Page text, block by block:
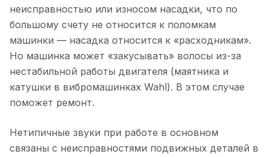
неисправностью или износом насадки, что по
большому счету не относится к поломкам
машинки — насадка относится к «расходникам».
Но машинка может «закусывать» волосы из-за
нестабильной работы двигателя (маятника и
катушки в вибромашинках Wahl). В этом случае
поможет ремонт.
Нетипичные звуки при работе в основном
связаны с неисправностями подвижных деталей в